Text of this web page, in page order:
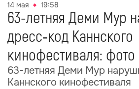
14 мая 19:58
63-летняя Деми Мур
дресс‑код Каннского
кинофестиваля: фото
63-летняя Деми Мур
Каннского кинофестиваля